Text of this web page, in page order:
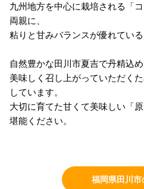
九州地方を中心に栽培される「
両親に、
粘りと甘みバランスが優れている
自然豊かな田川市夏吉で丹精込
美味しく召し上がっていただく
しています。
大切に育てた甘くて美味しい「
堪能ください。
福岡県田川市